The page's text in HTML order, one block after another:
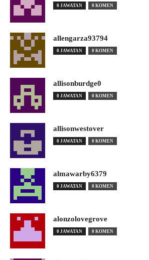
0 JAWATAN 0 KOMEN
allengarza93794
0 JAWATAN 0 KOMEN
allisonburdge0
0 JAWATAN 0 KOMEN
allisonwestover
0 JAWATAN 0 KOMEN
almawarby6379
0 JAWATAN 0 KOMEN
alonzolovegrove
0 JAWATAN 0 KOMEN